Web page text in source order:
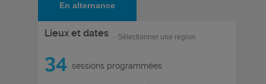
En alternance
Lieux et dates - Sélectionner une région
34 sessions programmées